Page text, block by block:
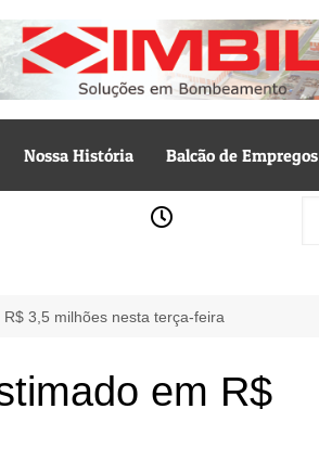
Nossa História Balcão de Empregos
3,5 milhões nesta terça-feira
em R$